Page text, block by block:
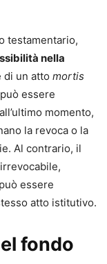
testamentario,
nella
di un atto mortis
essere
momento,
la revoca o la
Al contrario, il
essere
atto istitutivo.
fondo